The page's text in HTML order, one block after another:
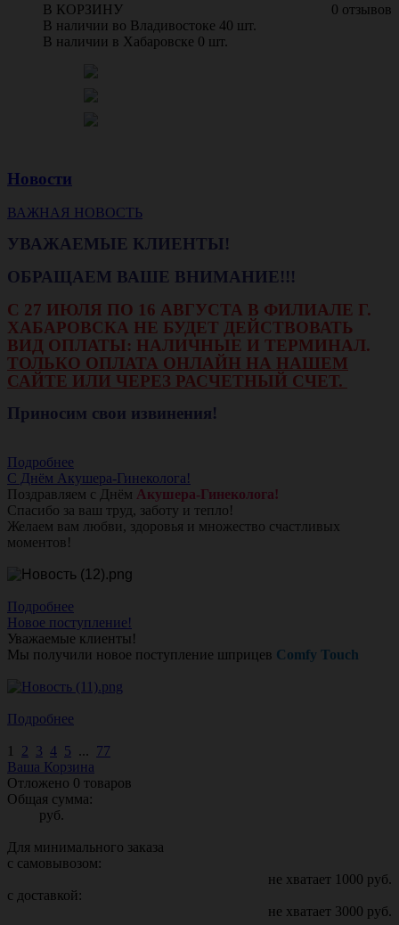
0 отзывов
В КОРЗИНУ
В наличии во Владивостоке 40 шт.
В наличии в Хабаровске 0 шт.
Новости
ВАЖНАЯ НОВОСТЬ
УВАЖАЕМЫЕ КЛИЕНТЫ!
ОБРАЩАЕМ ВАШЕ ВНИМАНИЕ!!!
С 27 ИЮЛЯ ПО 16 АВГУСТА В ФИЛИАЛЕ Г.
ХАБАРОВСКА НЕ БУДЕТ ДЕЙСТВОВАТЬ
ВИД ОПЛАТЫ: НАЛИЧНЫЕ И ТЕРМИНАЛ.
ТОЛЬКО ОПЛАТА ОНЛАЙН НА НАШЕМ
САЙТЕ ИЛИ ЧЕРЕЗ РАСЧЕТНЫЙ СЧЕТ.
Приносим свои извинения!
Подробнее
С Днём Акушера-Гинеколога!
Поздравляем с Днём Акушера-Гинеколога!
Спасибо за ваш труд, заботу и тепло!
Желаем вам любви, здоровья и множество счастливых
моментов!
Подробнее
Новое поступление!
Уважаемые клиенты!
Мы получили новое поступление шприцев Comfy Touch
Подробнее
1 2 3 4 5 ... 77
Ваша Корзина
Отложено 0 товаров
Общая сумма:
руб.
Для минимального заказа
с самовывозом:
не хватает 1000 руб.
с доставкой:
не хватает 3000 руб.